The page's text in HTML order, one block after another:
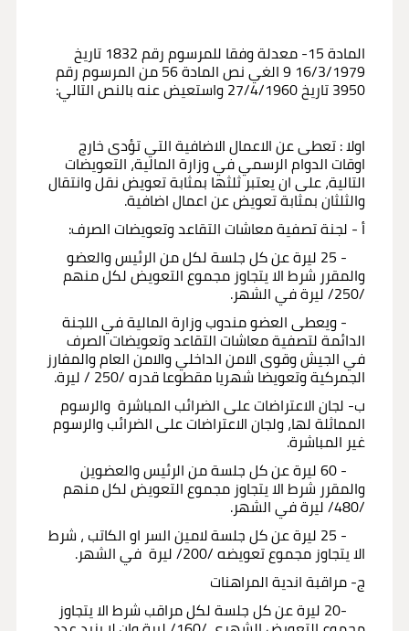
المادة 15- معدلة وفقا للمرسوم رقم 1832 تاريخ
16/3/1979 9 الغي نص المادة 56 من المرسوم رقم
3950 تاريخ 27/4/1960 واستعيض عنه بالنص التالي:
اولا : تعطى عن الاعمال الاضافية التي تؤدى خارج
اوقات الدوام الرسمي في وزارة المالية، التعويضات
التالية، على ان يعتبر ثلثها بمثابة تعويض نقل وانتقال
والثلثان بمثابة تعويض عن اعمال اضافية.
أ - لجنة تصفية معاشات التقاعد وتعويضات الصرف:
- 25 ليرة عن كل جلسة لكل من الرئيس والعضو
والمقرر شرط الا يتجاوز مجموع التعويض لكل منهم
/250/ ليرة في الشهر.
- ويعطى العضو مندوب وزارة المالية في اللجنة
الدائمة لتصفية معاشات التقاعد وتعويضات الصرف
في الجيش وقوى الامن الداخلي والامن العام والمفارز
الجمركية وتعويضا شهريا مقطوعا قدره /250 / ليرة.
ب- لجان الاعتراضات على الضرائب المباشرة والرسوم
المماثلة لها، ولجان الاعتراضات على الضرائب والرسوم
غير المباشرة.
- 60 ليرة عن كل جلسة من الرئيس والعضوين
والمقرر شرط الا يتجاوز مجموع التعويض لكل منهم
/480/ ليرة في الشهر.
- 25 ليرة عن كل جلسة لامين السر او الكاتب ، شرط
الا يتجاوز مجموع تعويضه /200/ ليرة في الشهر.
ج- مراقبة اندية المراهنات
-20 ليرة عن كل جلسة لكل مراقب شرط الا يتجاوز